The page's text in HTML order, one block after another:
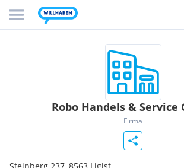
Robo Handels & Service
Firma